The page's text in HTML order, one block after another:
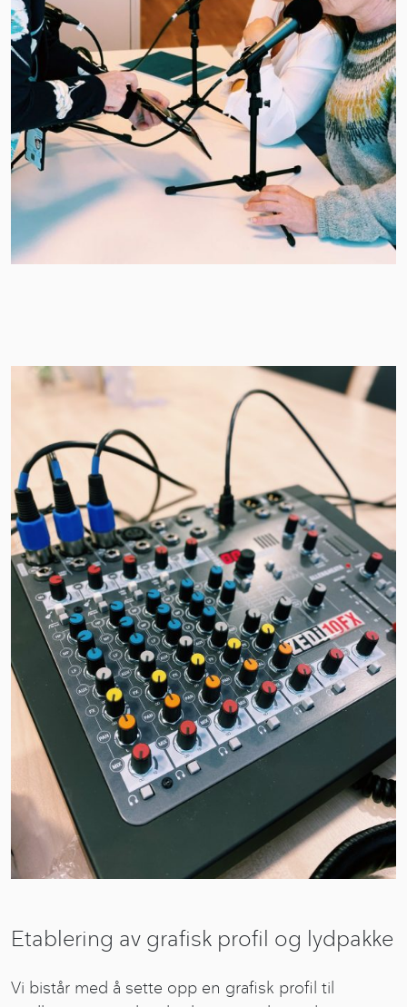
Etablering av grafisk profil og lydpakke
Vi bistår med å sette opp en grafisk profil til